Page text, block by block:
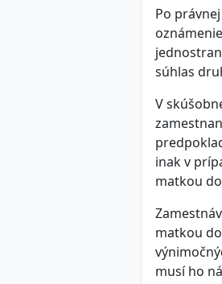
Po
súhlas
V
inak v
matkou
matkou
musí ho